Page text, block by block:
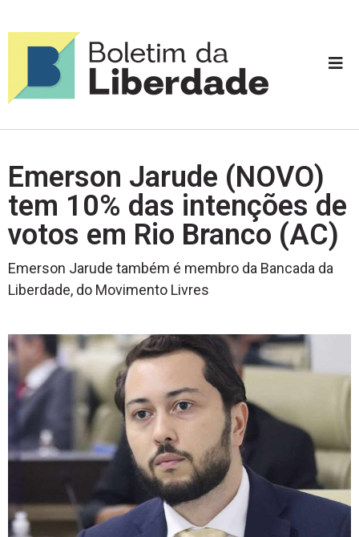
Emerson Jarude (NOVO)
tem 10% das intenções de
votos em Rio Branco (AC)
Emerson Jarude também é membro da Bancada da
Liberdade, do Movimento Livres